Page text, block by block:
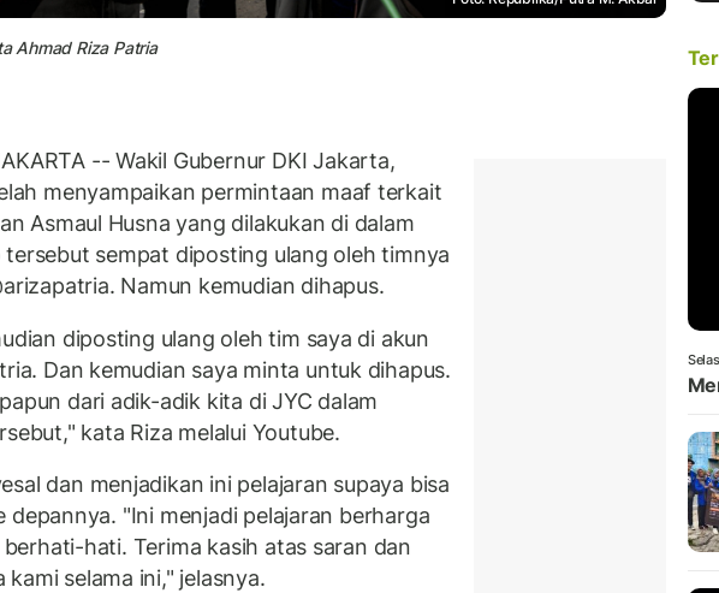
Ahmad Riza Patria
-- Wakil Gubernur DKI Jakarta,
menyampaikan permintaan maaf terkait
Asmaul Husna yang dilakukan di dalam
tersebut sempat diposting ulang oleh timnya
Namun kemudian dihapus.
diposting ulang oleh tim saya di akun
Dan kemudian saya minta untuk dihapus.
dari adik-adik kita di JYC dalam
kata Riza melalui Youtube.
dan menjadikan ini pelajaran supaya bisa
depannya. "Ini menjadi pelajaran berharga
hati. Terima kasih atas saran dan
selama ini," jelasnya.